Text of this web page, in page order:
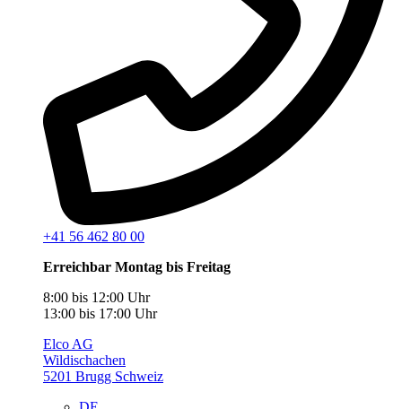
+41 56 462 80 00
Erreichbar Montag bis Freitag
8:00 bis 12:00 Uhr
13:00 bis 17:00 Uhr
Elco AG
Wildischachen
5201 Brugg Schweiz